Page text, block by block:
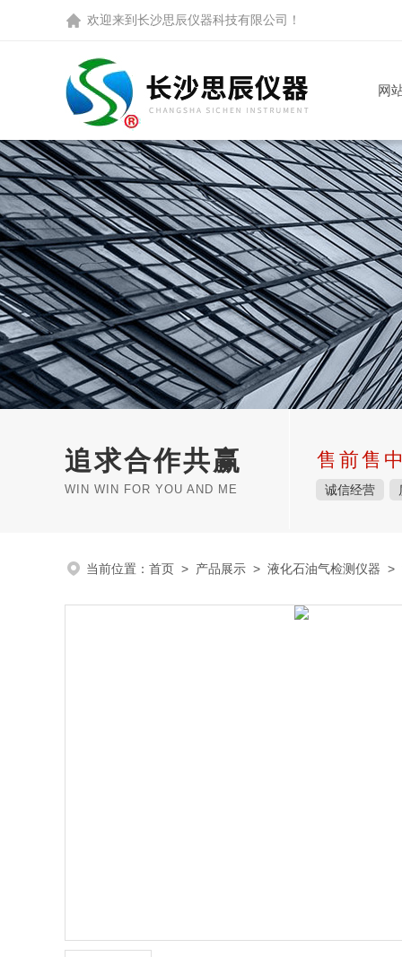
欢迎来到 长沙思辰仪器科技有限公司 ！
网
追求合作共赢
WIN WIN FOR YOU AND ME
售前售
诚信经营
当前位置： 首页 > 产品展示 > 液化石油气检测仪器 >